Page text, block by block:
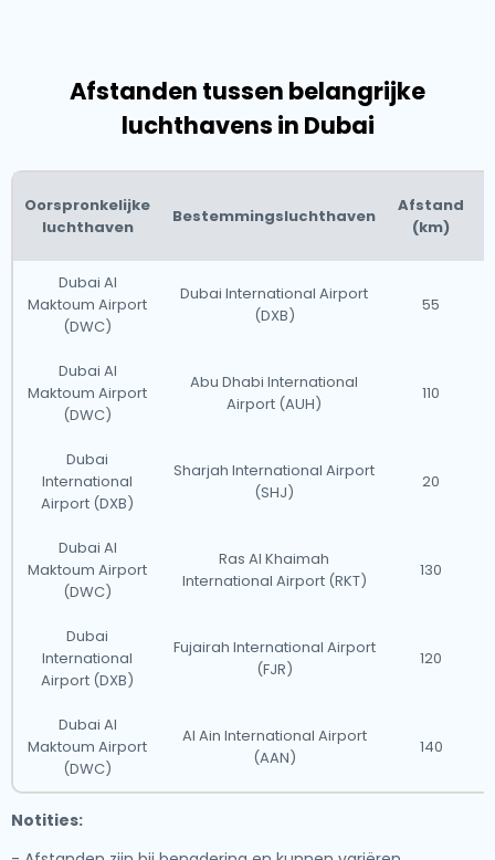
Afstanden tussen belangrijke
luchthavens in Dubai
Oorspronkelijke
luchthaven
Bestemmingsluchthaven
Afstand
(km)
Dubai Al
Maktoum Airport
(DWC)
Dubai International Airport
(DXB)
55
Dubai Al
Maktoum Airport
(DWC)
Abu Dhabi International
Airport (AUH)
110
Dubai
International
Airport (DXB)
Sharjah International Airport
(SHJ)
20
Dubai Al
Maktoum Airport
(DWC)
Ras Al Khaimah
International Airport (RKT)
130
Dubai
International
Airport (DXB)
Fujairah International Airport
(FJR)
120
Dubai Al
Maktoum Airport
(DWC)
Al Ain International Airport
(AAN)
140
Notities: